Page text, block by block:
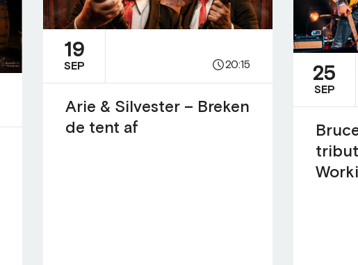
19
SEP 20:15
Arie & Silvester – Breken
de tent af
25
SEP